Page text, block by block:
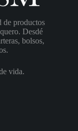
de productos
Desdé
bolsos,
vida.